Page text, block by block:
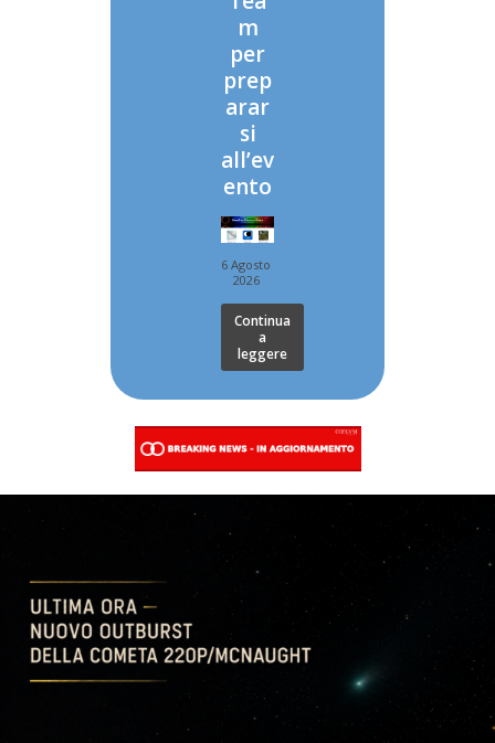
m
per
prep
arar
si
all’ev
ento
6 Agosto
2026
Continua
a
leggere